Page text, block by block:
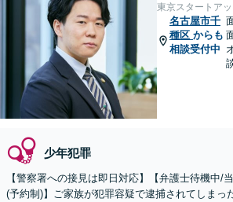
東京スタートア
名古屋市千
種区 からも
相談受付中
少年犯罪
【警察署への接見は即日対応】【弁護士待機中/
(予約制)】ご家族が犯罪容疑で逮捕されてしまっ